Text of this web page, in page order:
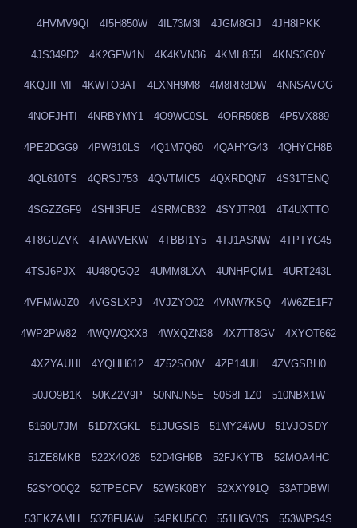
4HVMV9QI 4I5H850W 4IL73M3I 4JGM8GIJ 4JH8IPKK
4JS349D2 4K2GFW1N 4K4KVN36 4KML855I 4KNS3G0Y
4KQJIFMI 4KWTO3AT 4LXNH9M8 4M8RR8DW 4NNSAVOG
4NOFJHTI 4NRBYMY1 4O9WC0SL 4ORR508B 4P5VX889
4PE2DGG9 4PW810LS 4Q1M7Q60 4QAHYG43 4QHYCH8B
4QL610TS 4QRSJ753 4QVTMIC5 4QXRDQN7 4S31TENQ
4SGZZGF9 4SHI3FUE 4SRMCB32 4SYJTR01 4T4UXTTO
4T8GUZVK 4TAWVEKW 4TBBI1Y5 4TJ1ASNW 4TPTYC45
4TSJ6PJX 4U48QGQ2 4UMM8LXA 4UNHPQM1 4URT243L
4VFMWJZ0 4VGSLXPJ 4VJZYO02 4VNW7KSQ 4W6ZE1F7
4WP2PW82 4WQWQXX8 4WXQZN38 4X7TT8GV 4XYOT662
4XZYAUHI 4YQHH612 4Z52SO0V 4ZP14UIL 4ZVGSBH0
50JO9B1K 50KZ2V9P 50NNJN5E 50S8F1Z0 510NBX1W
5160U7JM 51D7XGKL 51JUGSIB 51MY24WU 51VJOSDY
51ZE8MKB 522X4O28 52D4GH9B 52FJKYTB 52MOA4HC
52SYO0Q2 52TPECFV 52W5K0BY 52XXY91Q 53ATDBWI
53EKZAMH 53Z8FUAW 54PKU5CO 551HGV0S 553WPS4S